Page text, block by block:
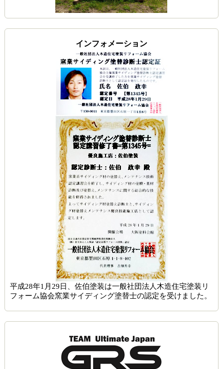
インフォメーション
平成28年1月29日、佐伯塗装は一般社団法人木造住宅塗装リ
フォーム協会窯業サイディング塗替士の認定を受けました。